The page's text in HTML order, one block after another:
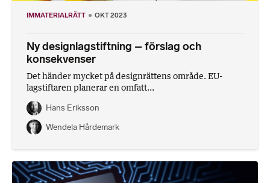
IMMATERIALRÄTT OKT 2023
Ny designlagstiftning – förslag och
konsekvenser
Det händer mycket på designrättens område. EU-
lagstiftaren planerar en omfatt...
Hans Eriksson
Wendela Hårdemark